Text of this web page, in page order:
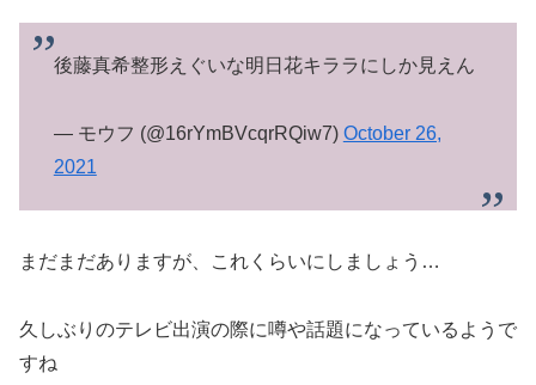
後藤真希整形えぐいな明日花キララにしか見えん
— モウフ (@16rYmBVcqrRQiw7) October 26,
2021
まだまだありますが、これくらいにしましょう…
久しぶりのテレビ出演の際に噂や話題になっているようで
すね